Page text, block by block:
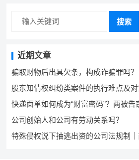
搜索
近期文章
骗取财物后出具欠条，构成诈骗罪吗？
股东知情权纠纷类案件的执行难点及对
快递面单如何成为“财富密码”？两被告
公司创始人和公司有劳动关系吗？
特殊侵权说下抽逃出资的公司法规制